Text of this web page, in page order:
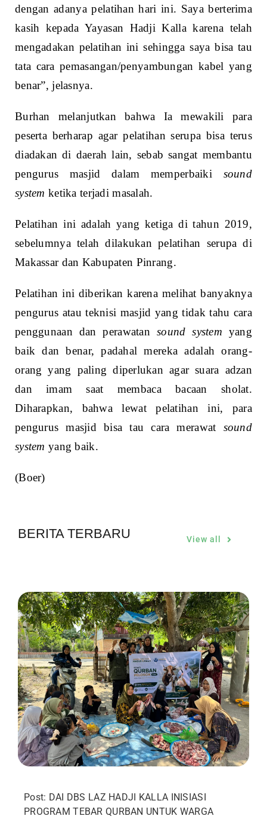
dengan adanya pelatihan hari ini. Saya berterima
kasih kepada Yayasan Hadji Kalla karena telah
mengadakan pelatihan ini sehingga saya bisa tau
tata cara pemasangan/penyambungan kabel yang
benar”, jelasnya.
Burhan melanjutkan bahwa Ia mewakili para
peserta berharap agar pelatihan serupa bisa terus
diadakan di daerah lain, sebab sangat membantu
pengurus masjid dalam memperbaiki sound
system ketika terjadi masalah.
Pelatihan ini adalah yang ketiga di tahun 2019,
sebelumnya telah dilakukan pelatihan serupa di
Makassar dan Kabupaten Pinrang.
Pelatihan ini diberikan karena melihat banyaknya
pengurus atau teknisi masjid yang tidak tahu cara
penggunaan dan perawatan sound system yang
baik dan benar, padahal mereka adalah orang-
orang yang paling diperlukan agar suara adzan
dan imam saat membaca bacaan sholat.
Diharapkan, bahwa lewat pelatihan ini, para
pengurus masjid bisa tau cara merawat sound
system yang baik.
(Boer)
BERITA TERBARU View all
Post: DAI DBS LAZ HADJI KALLA INISIASI
PROGRAM TEBAR QURBAN UNTUK WARGA